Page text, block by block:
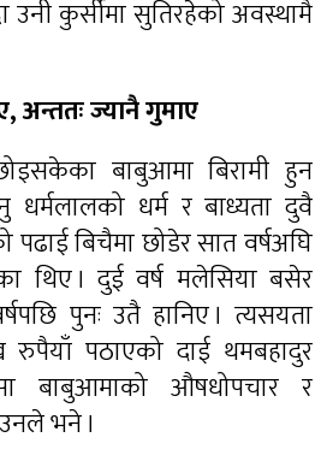
उनी कुर्सीमा सुतिरहेको अवस्थामै
अन्ततः ज्यानै गुमाए
बाबुआमा बिरामी हुन
धर्मलालको धर्म र बाध्यता दुवै
पढाई बिचैमा छोडेर सात वर्षअघि
थिए । दुई वर्ष मलेसिया बसेर
पुनः उतै हानिए । त्यसयता
पठाएको दाई थमबहादुर
बाबुआमाको औषधोपचार र
भने ।